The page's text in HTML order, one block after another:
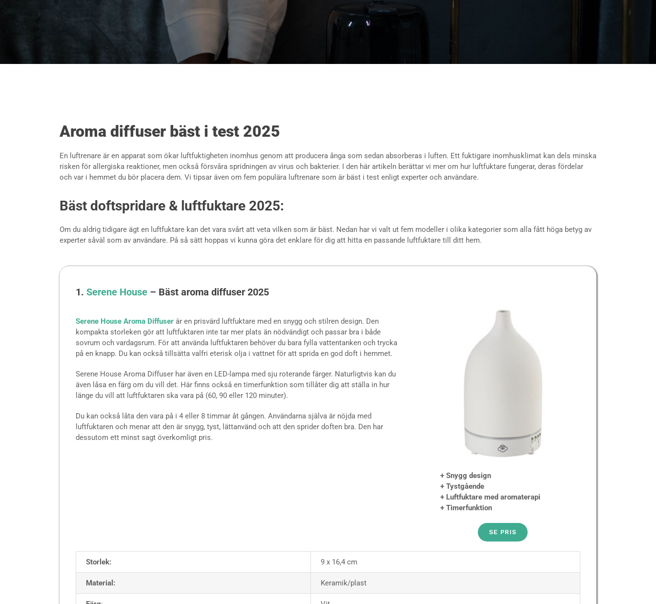
Aroma diffuser bäst i test 2025
En luftrenare är en apparat som ökar luftfuktigheten inomhus genom att producera ånga som sedan absorberas i luften. Ett fuktigare inomhusklimat kan dels minska
risken för allergiska reaktioner, men också försvåra spridningen av virus och bakterier. I den här artikeln berättar vi mer om hur luftfuktare fungerar, deras fördelar
och var i hemmet du bör placera dem. Vi tipsar även om fem populära luftrenare som är bäst i test enligt experter och användare.
Bäst doftspridare & luftfuktare 2025:
Om du aldrig tidigare ägt en luftfuktare kan det vara svårt att veta vilken som är bäst. Nedan har vi valt ut fem modeller i olika kategorier som alla fått höga betyg av
experter såväl som av användare. På så sätt hoppas vi kunna göra det enklare för dig att hitta en passande luftfuktare till ditt hem.
1. Serene House– Bäst aroma diffuser 2025
Serene House Aroma Diffuserär en prisvärd luftfuktare med en snygg och stilren design. Den
kompakta storleken gör att luftfuktaren inte tar mer plats än nödvändigt och passar bra i både
sovrum och vardagsrum. För att använda luftfuktaren behöver du bara fylla vattentanken och trycka
på en knapp. Du kan också tillsätta valfri eterisk olja i vattnet för att sprida en god doft i hemmet.
Serene House Aroma Diffuser har även en LED-lampa med sju roterande färger. Naturligtvis kan du
även låsa en färg om du vill det. Här finns också en timerfunktion som tillåter dig att ställa in hur
länge du vill att luftfuktaren ska vara på (60, 90 eller 120 minuter).
Du kan också låta den vara på i 4 eller 8 timmar åt gången. Användarna själva är nöjda med
luftfuktaren och menar att den är snygg, tyst, lättanvänd och att den sprider doften bra. Den har
dessutom ett minst sagt överkomligt pris.
+ Snygg design
+ Tystgående
+ Luftfuktare med aromaterapi
+ Timerfunktion
SE PRIS
Storlek: 9 x 16,4 cm
Material: Keramik/plast